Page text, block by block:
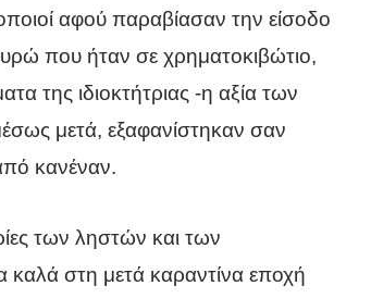
αφού παραβίασαν την είσοδο
που ήταν σε χρηματοκιβώτιο,
της ιδιοκτήτριας -η αξία των
μετά, εξαφανίστηκαν σαν
κανέναν.
των ληστών και των
καλά στη μετά καραντίνα εποχή